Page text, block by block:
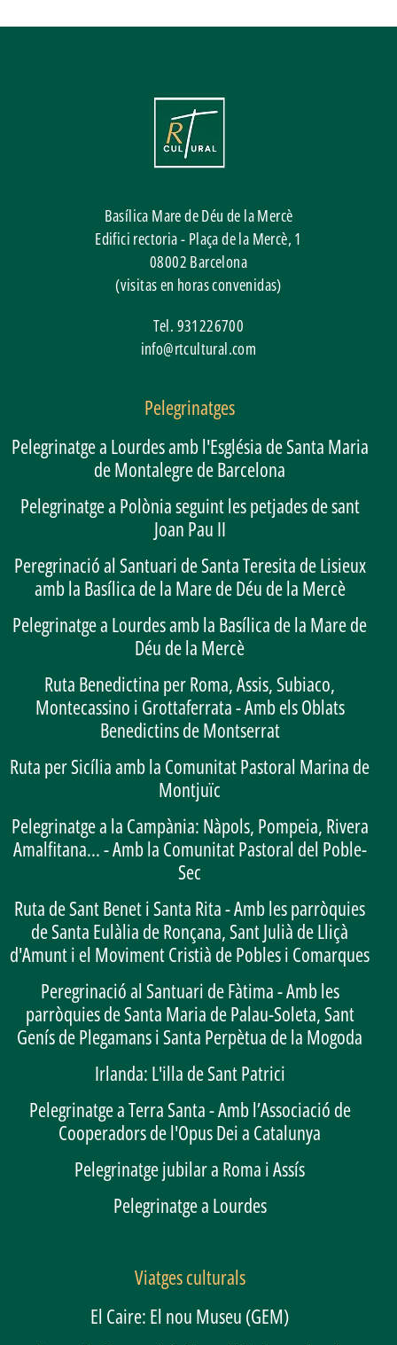
Basílica Mare de Déu de la Mercè
Edifici rectoria - Plaça de la Mercè, 1
08002 Barcelona
(visitas en horas convenidas)
Tel. 931226700
info@rtcultural.com
Pelegrinatges
Pelegrinatge a Lourdes amb l'Església de Santa Maria
de Montalegre de Barcelona
Pelegrinatge a Polònia seguint les petjades de sant
Joan Pau II
Peregrinació al Santuari de Santa Teresita de Lisieux
amb la Basílica de la Mare de Déu de la Mercè
Pelegrinatge a Lourdes amb la Basílica de la Mare de
Déu de la Mercè
Ruta Benedictina per Roma, Assis, Subiaco,
Montecassino i Grottaferrata - Amb els Oblats
Benedictins de Montserrat
Ruta per Sicília amb la Comunitat Pastoral Marina de
Montjuïc
Pelegrinatge a la Campània: Nàpols, Pompeia, Rivera
Amalfitana... - Amb la Comunitat Pastoral del Poble-
Sec
Ruta de Sant Benet i Santa Rita - Amb les parròquies
de Santa Eulàlia de Ronçana, Sant Julià de Lliçà
d'Amunt i el Moviment Cristià de Pobles i Comarques
Peregrinació al Santuari de Fàtima - Amb les
parròquies de Santa Maria de Palau-Soleta, Sant
Genís de Plegamans i Santa Perpètua de la Mogoda
Irlanda: L'illa de Sant Patrici
Pelegrinatge a Terra Santa - Amb l’Associació de
Cooperadors de l'Opus Dei a Catalunya
Pelegrinatge jubilar a Roma i Assís
Pelegrinatge a Lourdes
Viatges culturals
El Caire: El nou Museu (GEM)